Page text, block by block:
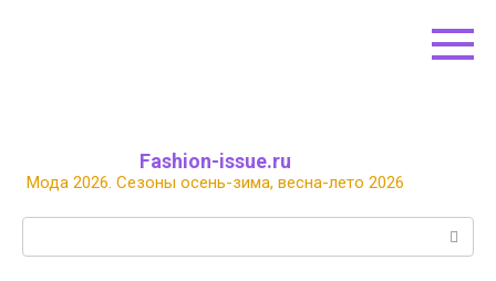
Fashion-issue.ru
Мода 2026. Сезоны осень-зима, весна-лето 2026